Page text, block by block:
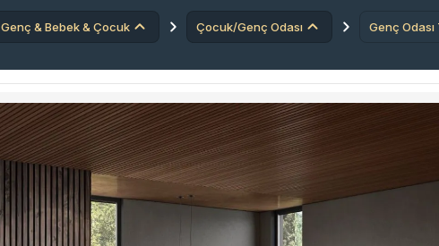
Genç & Bebek & Çocuk Çocuk/Genç Odası Genç Odası